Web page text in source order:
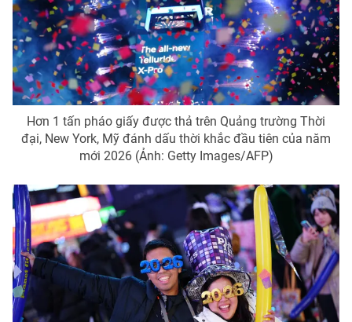
Hơn 1 tấn pháo giấy được thả trên Quảng trường Thời
đại, New York, Mỹ đánh dấu thời khắc đầu tiên của năm
mới 2026 (Ảnh: Getty Images/AFP)